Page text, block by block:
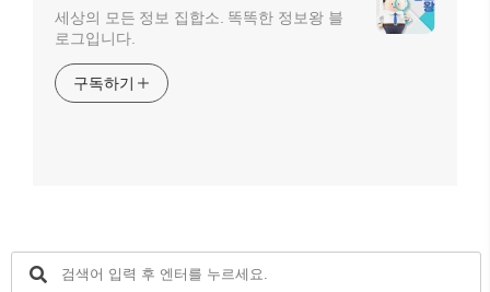
세상의 모든 정보 집합소. 똑똑한 정보왕 블
로그입니다.
구독하기